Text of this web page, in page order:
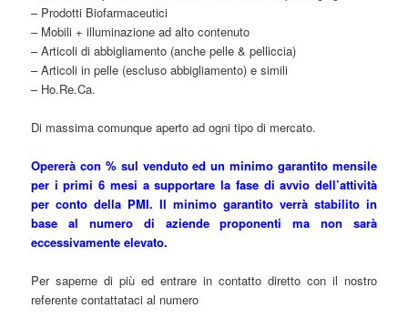
– Prodotti Biofarmaceutici
– Mobili + illuminazione ad alto contenuto
– Articoli di abbigliamento (anche pelle & pelliccia)
– Articoli in pelle (escluso abbigliamento) e simili
– Ho.Re.Ca.
Di massima comunque aperto ad ogni tipo di mercato.
Opererà con % sul venduto ed un minimo garantito mensile
per i primi 6 mesi a supportare la fase di avvio dell’attività
per conto della PMI. Il minimo garantito verrà stabilito in
base al numero di aziende proponenti ma non sarà
eccessivamente elevato.
Per saperne di più ed entrare in contatto diretto con il nostro
referente contattataci al numero